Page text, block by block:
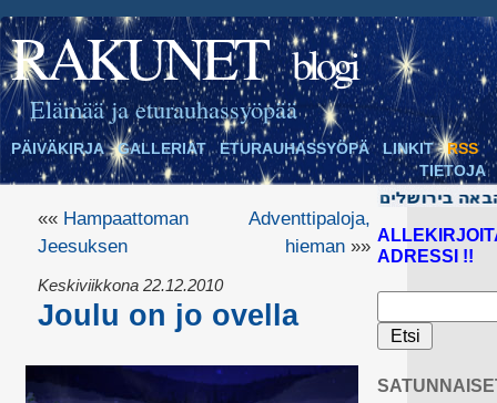
RAKUNET blogi
Elämää ja eturauhassyöpää
PÄIVÄKIRJA GALLERIAT ETURAUHASSYÖPÄ LINKIT
RSS
TIETOJA
«« Hampaattoman
Jeesuksen
Adventtipaloja,
hieman»»
Keskiviikkona 22.12.2010
Joulu on jo ovella
ADRESSI !!